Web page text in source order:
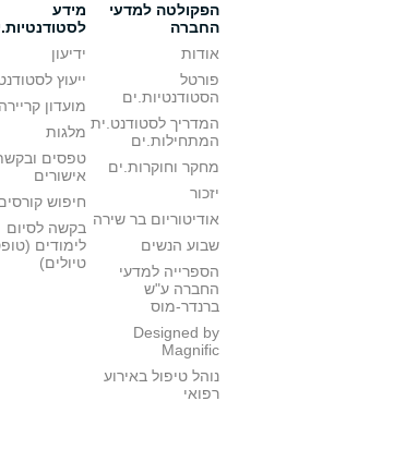
הפקולטה למדעי
החברה
אודות
פורטל
הסטודנטיות.ים
המדריך לסטודנט.ית
המתחילות.ים
מחקר וחוקרות.ים
יזכור
אודיטוריום בר שירה
שבוע הנשים
הספרייה למדעי
החברה ע"ש
ברנדר-מוס
Designed by
Magnific
נוהל טיפול באירוע
רפואי
מידע
ידיעון
ייעוץ
מועדון קריירה
מלגות
טפסים
אישורים
חיפוש
בקשה לסיום
לימודים
טיולים)